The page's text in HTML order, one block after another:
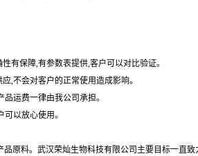
有保障,有参数表提供,客户可以对比验证。
,不会对客户的正常使用造成影响。
运费一律由我公司承担。
以放心使用。
品原料。武汉荣灿生物科技有限公司主要目标一直